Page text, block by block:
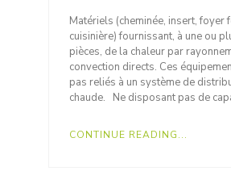
Matériels (cheminée, insert, foyer
cuisinière) fournissant, à une ou
pièces, de la chaleur par
convection directs. Ces
pas reliés à un système de
chaude. Ne disposant pas de
CONTINUE READING...